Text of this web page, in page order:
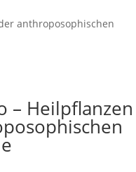
anthroposophischen
– Heilpflanzen